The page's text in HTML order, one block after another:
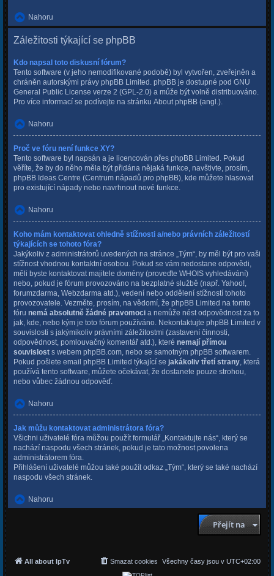
Nahoru
Záležitosti týkající se phpBB
Kdo napsal toto diskusní fórum?
Tento software (v jeho nemodifikované podobě) byl vytvořen, zveřejněn a
chráněn autorskými právy phpBB Limited . phpBB je dostupné pod GNU
General Public License verze 2 (GPL-2.0) a může být volně distribuováno.
Pro více informací se podívejte na stránku About phpBB (angl.).
Nahoru
Proč ve fóru není funkce XY?
Tento software byl napsán a je licencován přes phpBB Limited. Pokud
věříte, že by do něho měla být přidána nějaká funkce, navštivte, prosím,
phpBB Ideas Centre (Centrum nápadů pro phpBB), kde můžete hlasovat
pro existující nápady nebo navrhnout nové funkce.
Nahoru
Koho mám kontaktovat ohledně stížnosti a/nebo právních záležitostí
týkajících se tohoto fóra?
Jakýkoliv z administrátorů uvedených na stránce „Tým“, by měl být pro vaši
stížnost vhodnou kontaktní osobou. Pokud se vám nedostane odpovědi,
měli byste kontaktovat majitele domény (proveďte WHOIS vyhledávání)
nebo, pokud je fórum provozováno na bezplatné službě (např. Yahoo!,
forumzdarma, Webzdarma atd.), vedení nebo oddělení stížností tohoto
provozovatele. Vezměte, prosím, na vědomí, že phpBB Limited na tomto
fóru nemá absolutně žádné pravomoci a nemůže nést odpovědnost za to
jak, kde, nebo kým je toto fórum používáno. Nekontaktujte phpBB Limited v
souvislosti s jakýmikoliv právními záležitostmi (zastavení činnosti,
odpovědnost, pomlouvačný komentář atd.), které nemají přímou
souvislost s webem phpBB.com, nebo se samotným phpBB softwarem.
Pokud pošlete email phpBB Limited týkající se jakákoliv třetí strany , která
používá tento software, můžete očekávat, že dostanete pouze strohou,
nebo vůbec žádnou odpověď.
Nahoru
Jak můžu kontaktovat administrátora fóra?
Všichni uživatelé fóra můžou použít formulář „Kontaktujte nás“, který se
nachází naspodu všech stránek, pokud je tato možnost povolena
administrátorem fóra.
Přihlášení uživatelé můžou také použít odkaz „Tým“, který se také nachází
naspodu všech stránek.
Nahoru
Přejít na
All about IpTv Všechny časy jsou v UTC+02:00
Smazat cookies